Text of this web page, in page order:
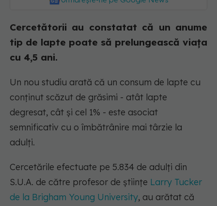
Cercetătorii au constatat că un anume
tip de lapte poate să prelungească viața
cu 4,5 ani.
Un nou studiu arată că un consum de lapte cu
conținut scăzut de grăsimi - atât lapte
degresat, cât și cel 1% - este asociat
semnificativ cu o îmbătrânire mai târzie la
adulți.
Cercetările efectuate pe 5.834 de adulți din
S.U.A. de către profesor de științe Larry Tucker
de la Brigham Young University, au arătat că